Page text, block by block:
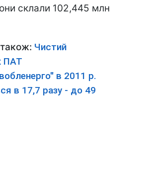
склали 102,445 млн
Чистий
ПАТ
в 2011 р.
в 17,7 разу - до 49